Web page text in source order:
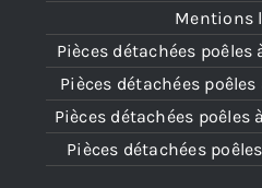
Mentions
Pièces détachées
Pièces détachées
Pièces détachées
Pièces détachées